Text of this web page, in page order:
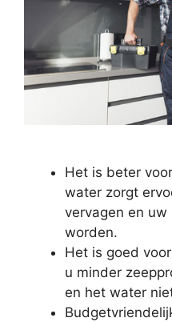
Het is beter
water zorgt
vervagen en
worden.
Het is goed
u minder
en het water